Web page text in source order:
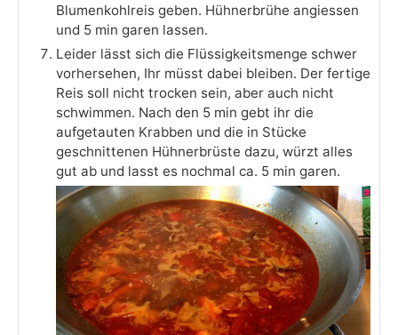
Blumenkohlreis geben. Hühnerbrühe angiessen
und 5 min garen lassen.
Leider lässt sich die Flüssigkeitsmenge schwer
vorhersehen, Ihr müsst dabei bleiben. Der fertige
Reis soll nicht trocken sein, aber auch nicht
schwimmen. Nach den 5 min gebt ihr die
aufgetauten Krabben und die in Stücke
geschnittenen Hühnerbrüste dazu, würzt alles
gut ab und lasst es nochmal ca. 5 min garen.